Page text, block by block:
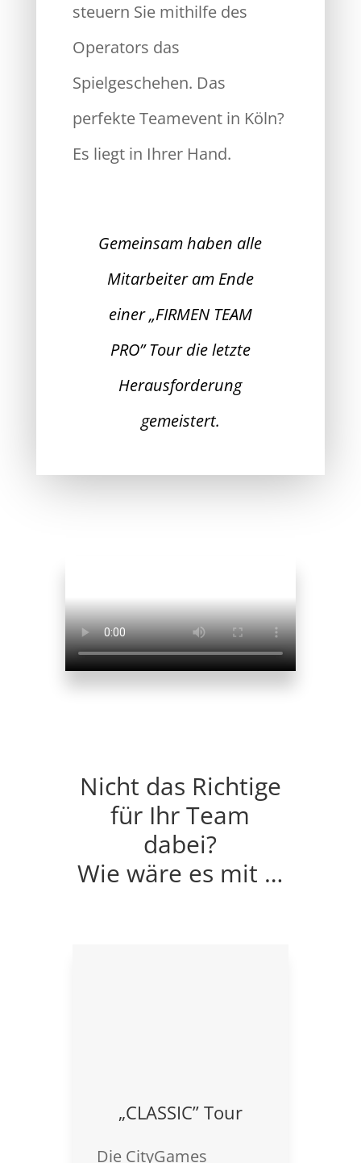
steuern Sie mithilfe des
Operators das
Spielgeschehen. Das
perfekte Teamevent in Köln?
Es liegt in Ihrer Hand.
Gemeinsam haben alle
Mitarbeiter am Ende
einer „FIRMEN TEAM
PRO” Tour die letzte
Herausforderung
gemeistert.
Nicht das Richtige
für Ihr Team
dabei?
Wie wäre es mit …
„CLASSIC” Tour
Die CityGames